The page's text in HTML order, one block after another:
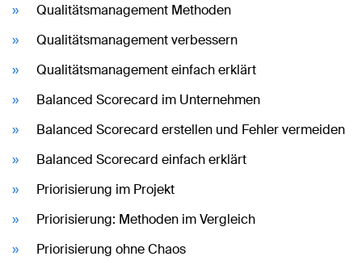
Qualitätsmanagement Methoden
Qualitätsmanagement verbessern
Qualitätsmanagement einfach erklärt
Balanced Scorecard im Unternehmen
Balanced Scorecard erstellen und Fehler vermeiden
Balanced Scorecard einfach erklärt
Priorisierung im Projekt
Priorisierung: Methoden im Vergleich
Priorisierung ohne Chaos